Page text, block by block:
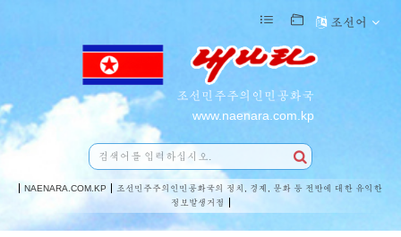
조선민주주의인민공화국
www.naenara.com.kp
조선어
NAENARA.COM.KP
조선민주주의인민공화국의 정치, 경제, 문화 등 전반에 대한 유익한
정보발생거점